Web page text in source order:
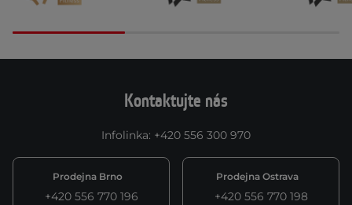
Kontaktujte nás
Infolinka: +420 556 300 970
Prodejna Brno
+420 556 770 196
Prodejna Ostrava
+420 556 770 198